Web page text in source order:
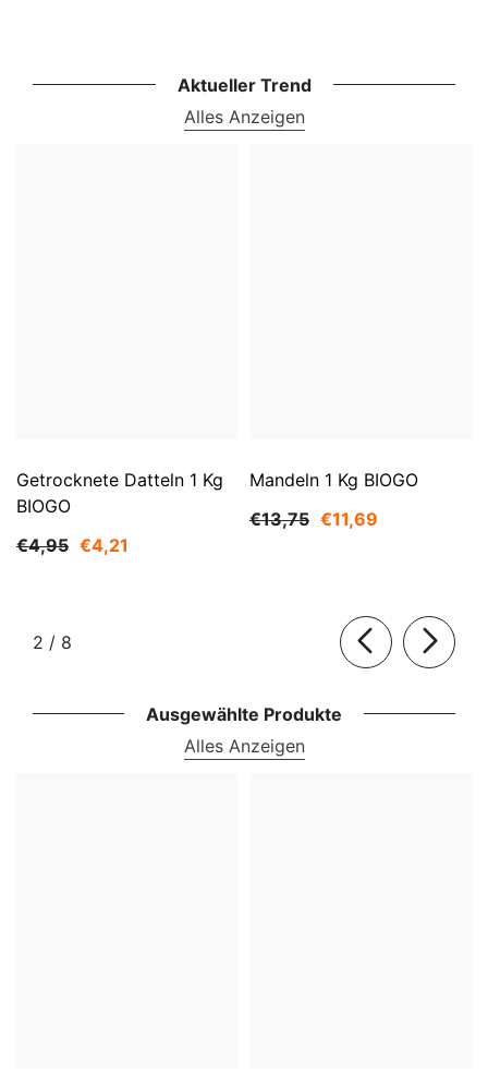
Aktueller Trend
Alles Anzeigen
Getrocknete Datteln 1 Kg
BIOGO
€4,95 €4,21
Mandeln 1 Kg BIOGO
€13,75 €11,69
2 / von
8
Ausgewählte Produkte
Alles Anzeigen